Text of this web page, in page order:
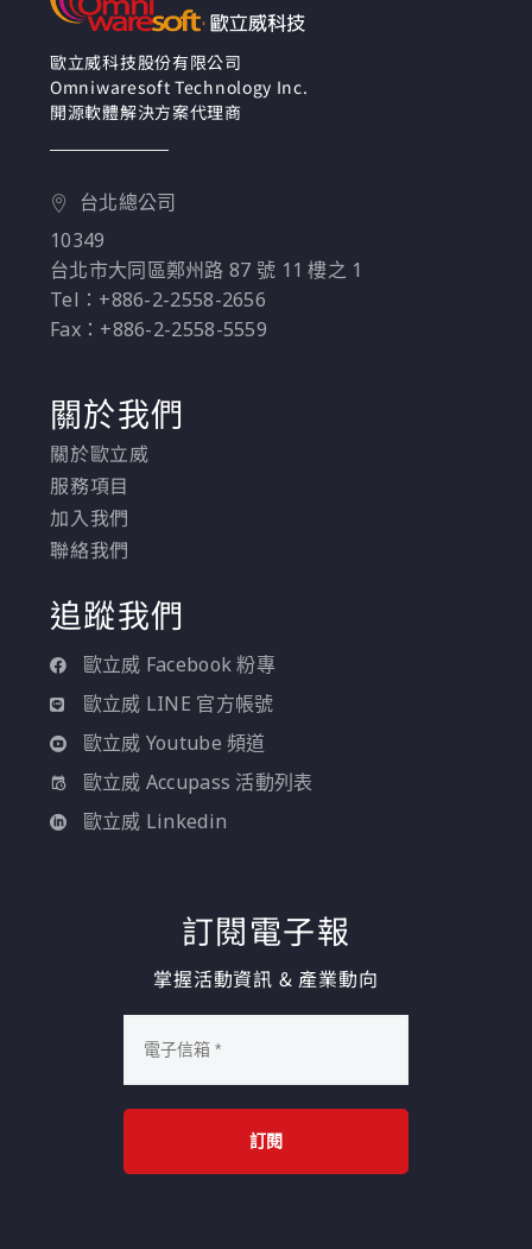
打造成近實時的流數據
處理。
歐立威科技股份有限公司
Omniwaresoft Technology Inc.
開源軟體解決方案代理商
台北總公司
10349
台北市大同區鄭州路 87 號 11 樓之 1
Tel：+886-2-2558-2656
Fax：+886-2-2558-5559
關於我們
關於歐立威
服務項目
加入我們
聯絡我們
追蹤我們
歐立威 Facebook 粉專
歐立威 LINE 官方帳號
歐立威 Youtube 頻道
歐立威 Accupass 活動列表
歐立威 Linkedin
訂閱電子報
掌握活動資訊 & 產業動向
訂閱